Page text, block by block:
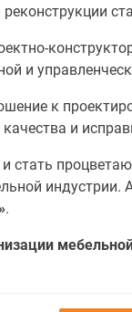
и
к
и
стать
.